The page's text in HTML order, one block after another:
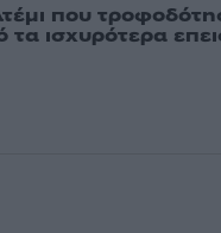
που
τα ισχυρότερα